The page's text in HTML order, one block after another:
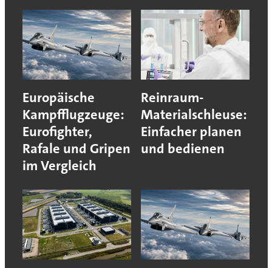
Europäische
Kampfflugzeuge:
Eurofighter,
Rafale und Gripen
im Vergleich
Reinraum-
Materialschleuse:
Einfacher planen
und bedienen